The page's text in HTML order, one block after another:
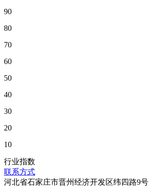
90
80
70
60
50
40
30
20
10
行业指数
联系方式
河北省石家庄市晋州经济开发区纬四路9号